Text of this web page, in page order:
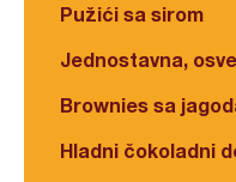
Pužići sa sirom
Jednostavna,
Brownies sa
Hladni čokoladni